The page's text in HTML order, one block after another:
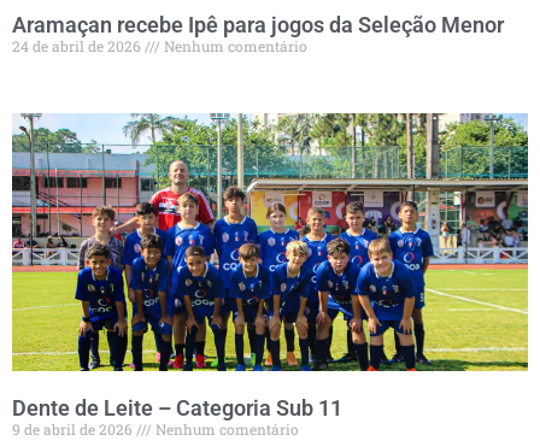
Aramaçan recebe Ipê para jogos da Seleção Menor
24 de abril de 2026 Nenhum comentário
Dente de Leite – Categoria Sub 11
9 de abril de 2026 Nenhum comentário